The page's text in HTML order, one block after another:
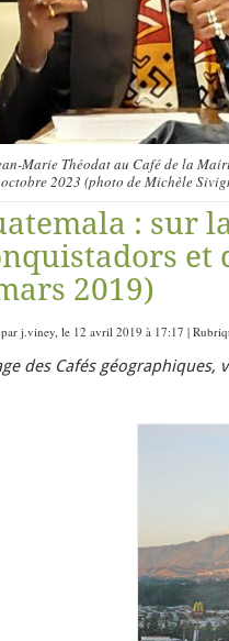
Marie Théodat au Café de la
octobre 2023 (photo de Michèle
: sur
et
2019)
j.viney, le 12 avril 2019 à 17:17 |
des Cafés géographiques,